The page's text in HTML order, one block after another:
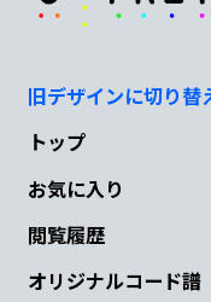
旧デザインに切り替
トップ
お気に入り
閲覧履歴
オリジナルコード譜